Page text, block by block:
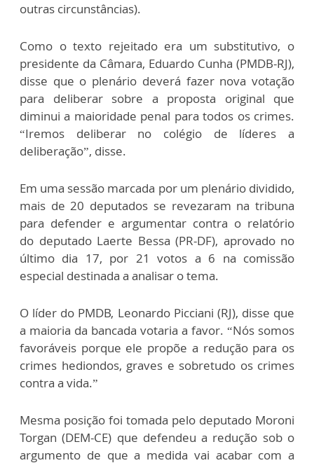
outras circunstâncias).
Como o texto rejeitado era um substitutivo, o
presidente da Câmara, Eduardo Cunha (PMDB-RJ),
disse que o plenário deverá fazer nova votação
para deliberar sobre a proposta original que
diminui a maioridade penal para todos os crimes.
“Iremos deliberar no colégio de líderes a
deliberação”, disse.
Em uma sessão marcada por um plenário dividido,
mais de 20 deputados se revezaram na tribuna
para defender e argumentar contra o relatório
do deputado Laerte Bessa (PR-DF), aprovado no
último dia 17, por 21 votos a 6 na comissão
especial destinada a analisar o tema.
O líder do PMDB, Leonardo Picciani (RJ), disse que
a maioria da bancada votaria a favor. “Nós somos
favoráveis porque ele propõe a redução para os
crimes hediondos, graves e sobretudo os crimes
contra a vida.”
Mesma posição foi tomada pelo deputado Moroni
Torgan (DEM-CE) que defendeu a redução sob o
argumento de que a medida vai acabar com a